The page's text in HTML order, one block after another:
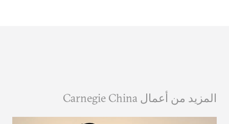
المزيد من أعمال Carnegie China